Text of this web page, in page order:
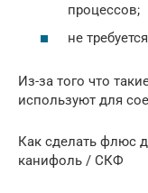
процессов;
не
Из-за того что
используют для
Как сделать флюс
канифоль / СКФ